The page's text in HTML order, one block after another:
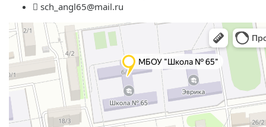
sch_angl65@mail.ru